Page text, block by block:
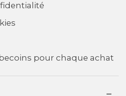
pour chaque achat